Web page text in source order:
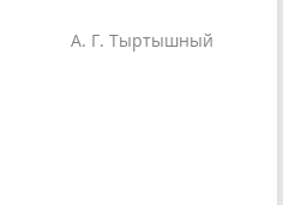
А. Г. Тыртышный